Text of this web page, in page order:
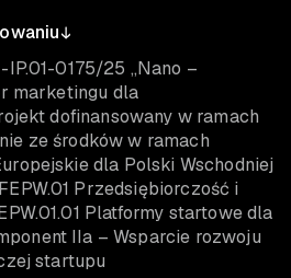
IP.01-0175/25 „Nano –
marketingu dla
dofinansowany w ramach
ze środków w ramach
dla Polski Wschodniej
Przedsiębiorczość i
Platformy startowe dla
IIa – Wsparcie rozwoju
startupu